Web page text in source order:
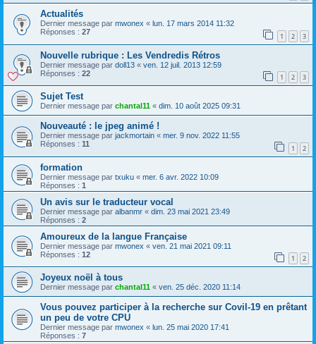
Actualités
Dernier message par mwonex « lun. 17 mars 2014 11:32
Réponses : 27 1 2 3
Nouvelle rubrique : Les Vendredis Rétros
Dernier message par doll13 « ven. 12 juil. 2013 12:59
Réponses : 22 1 2 3
Sujet Test
Dernier message par chantal11 « dim. 10 août 2025 09:31
Nouveauté : le jpeg animé !
Dernier message par jackmortain « mer. 9 nov. 2022 11:55
Réponses : 11 1 2
formation
Dernier message par txuku « mer. 6 avr. 2022 10:09
Réponses : 1
Un avis sur le traducteur vocal
Dernier message par albanmr « dim. 23 mai 2021 23:49
Réponses : 2
Amoureux de la langue Française
Dernier message par mwonex « ven. 21 mai 2021 09:11
Réponses : 12 1 2
Joyeux noël à tous
Dernier message par chantal11 « ven. 25 déc. 2020 11:14
Vous pouvez participer à la recherche sur Covil-19 en prêtant
un peu de votre CPU
Dernier message par mwonex « lun. 25 mai 2020 17:41
Réponses : 7